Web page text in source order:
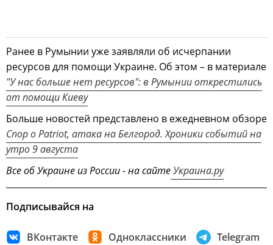
Ранее в Румынии уже заявляли об исчерпании
ресурсов для помощи Украине. Об этом – в материале
"У нас больше нет ресурсов": в Румынии открестились
от помощи Киеву
Больше новостей представлено в ежедневном обзоре
Спор о Patriot, атака на Белгород. Хроники событий на
утро 9 августа
Все об Украине из России - на сайтеУкраина.ру
Подписывайся на
ВКонтакте Одноклассники Telegram